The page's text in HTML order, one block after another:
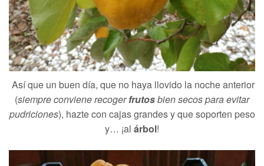
Así que un buen día, que no haya llovido la noche anterior
(siempre conviene recogerfrutosbien secos para evitar
pudriciones), hazte con cajas grandes y que soporten peso
y… ¡al árbol!